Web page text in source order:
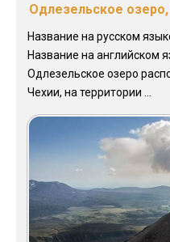
Одлезельское
Название на русском
Название на английском
Одлезельское озеро
Чехии, на территории ...